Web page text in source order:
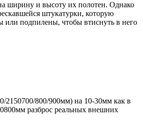
ширину и высоту их полотен. Однако
штукатурки, которую
или подпилены, чтобы втиснуть в него
2150700/800/900мм) на 10-30мм как в
разброс реальных внешних